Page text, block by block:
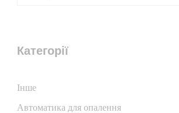
Категорії
Iнше
Автоматика для опалення